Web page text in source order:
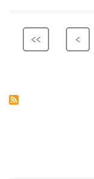
Нумерация
страниц
Первая
<< <